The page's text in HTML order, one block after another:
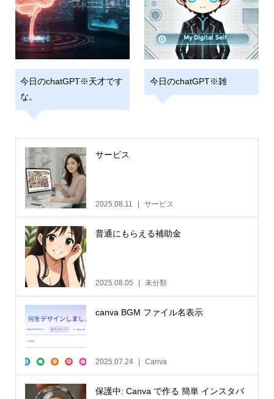
今日のchatGPT※天才です
な。
今日のchatGPT※雑
サービス
2025.08.11 サービス
普通にもらえる補助金
2025.08.05 未分類
canva BGM ファイル名表示
2025.07.24 Canva
保護中: Canva で作る 簡単 インスタバ